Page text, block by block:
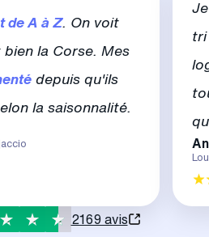
de A à Z. On voit
la Corse. Mes
depuis qu'ils
elon la saisonnalité.
tri
2169 avis